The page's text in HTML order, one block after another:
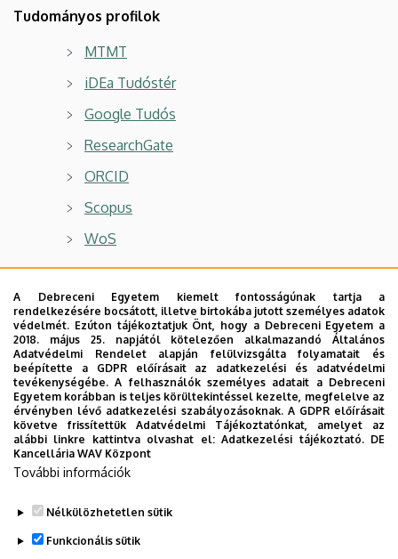
Tudományos profilok
MTMT
iDEa Tudóstér
Google Tudós
ResearchGate
ORCID
Scopus
WoS
Főbb kutatási irányok
Sorbanállási elmélet
Infokommunikációs rendszerek modellezése
Megbízhatóság-elmélet
Sztochasztikus rendszerek modellezése
Legutóbbi frissítés: 2024. 10. 30. 21:51
A Debreceni Egyetem kiemelt fontosságúnak tartja a
rendelkezésére bocsátott, illetve birtokába jutott személyes adatok
védelmét. Ezúton tájékoztatjuk Önt, hogy a Debreceni Egyetem a
2018. május 25. napjától kötelezően alkalmazandó Általános
Adatvédelmi Rendelet alapján felülvizsgálta folyamatait és
beépítette a GDPR előírásait az adatkezelési és adatvédelmi
tevékenységébe. A felhasználók személyes adatait a Debreceni
Egyetem korábban is teljes körültekintéssel kezelte, megfelelve az
érvényben lévő adatkezelési szabályozásoknak. A GDPR előírásait
követve frissítettük Adatvédelmi Tájékoztatónkat, amelyet az
alábbi linkre kattintva olvashat el:Adatkezelési tájékoztató. DE
Kancellária WAV Központ
További információk
Nélkülözhetetlen sütik
Funkcionális sütik